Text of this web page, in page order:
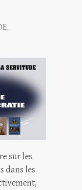
,
sur les
dans les